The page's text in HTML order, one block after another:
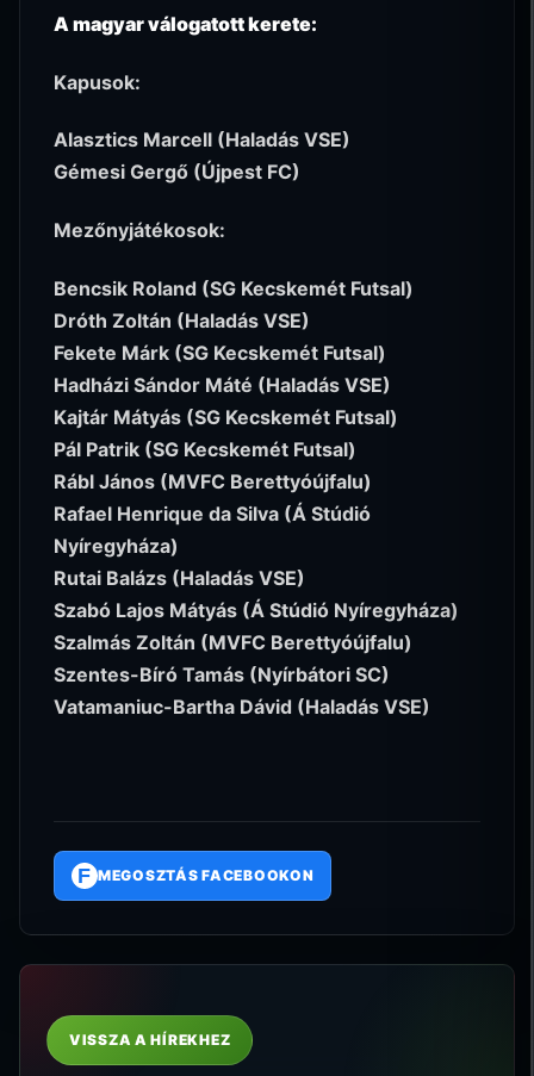
A magyar válogatott kerete:
Kapusok:
Alasztics Marcell (Haladás VSE)
Gémesi Gergő (Újpest FC)
Mezőnyjátékosok:
Bencsik Roland (SG Kecskemét Futsal)
Dróth Zoltán (Haladás VSE)
Fekete Márk (SG Kecskemét Futsal)
Hadházi Sándor Máté (Haladás VSE)
Kajtár Mátyás (SG Kecskemét Futsal)
Pál Patrik (SG Kecskemét Futsal)
Rábl János (MVFC Berettyóújfalu)
Rafael Henrique da Silva (Á Stúdió
Nyíregyháza)
Rutai Balázs (Haladás VSE)
Szabó Lajos Mátyás (Á Stúdió Nyíregyháza)
Szalmás Zoltán (MVFC Berettyóújfalu)
Szentes-Bíró Tamás (Nyírbátori SC)
Vatamaniuc-Bartha Dávid (Haladás VSE)
F MEGOSZTÁS FACEBOOKON
VISSZA A HÍREKHEZ